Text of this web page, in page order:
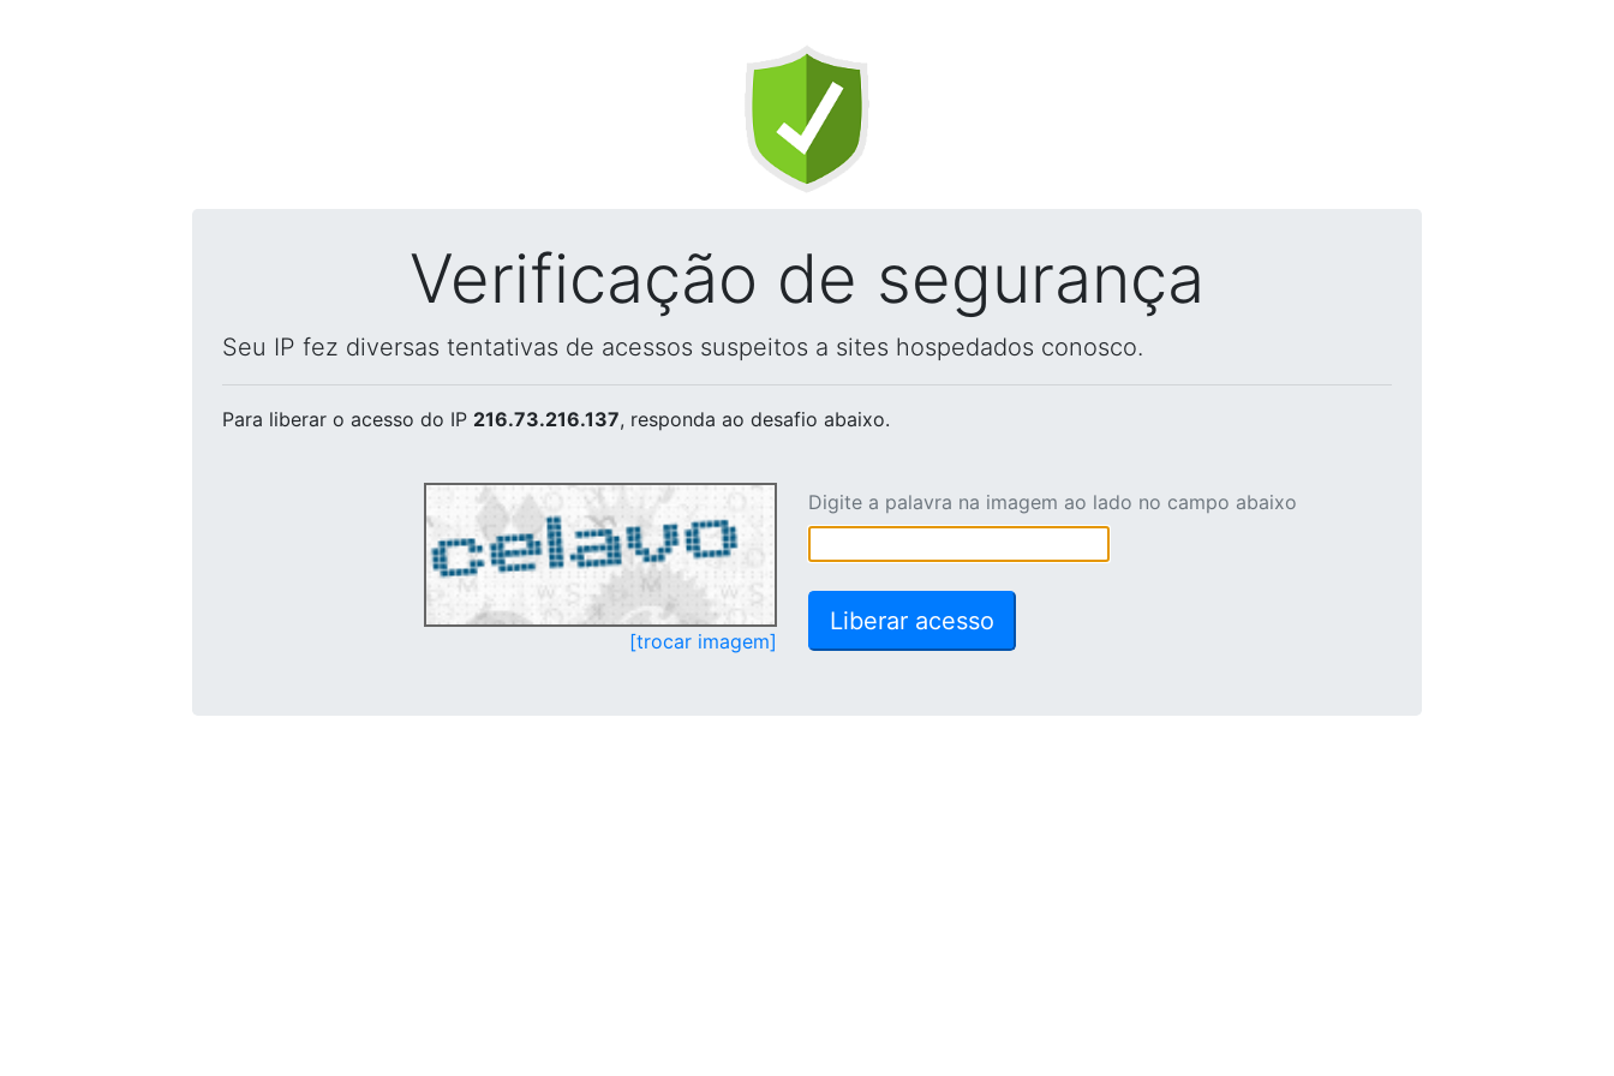
Verificação de segurança
Seu IP fez diversas tentativas de acessos suspeitos a sites hospedados conosco.
Para liberar o acesso do IP 216.73.216.137, responda ao desafio abaixo.
[trocar imagem]
Digite a palavra na imagem ao lado no campo abaixo